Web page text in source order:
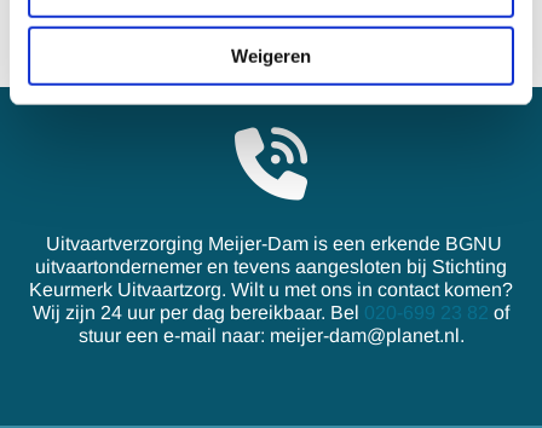
Weigeren
Uitvaartverzorging Meijer-Dam is een erkende BGNU
uitvaartondernemer en tevens aangesloten bij Stichting
Keurmerk Uitvaartzorg. Wilt u met ons in contact komen?
Wij zijn 24 uur per dag bereikbaar. Bel 020-699 23 82 of
stuur een e-mail naar: meijer-dam@planet.nl.